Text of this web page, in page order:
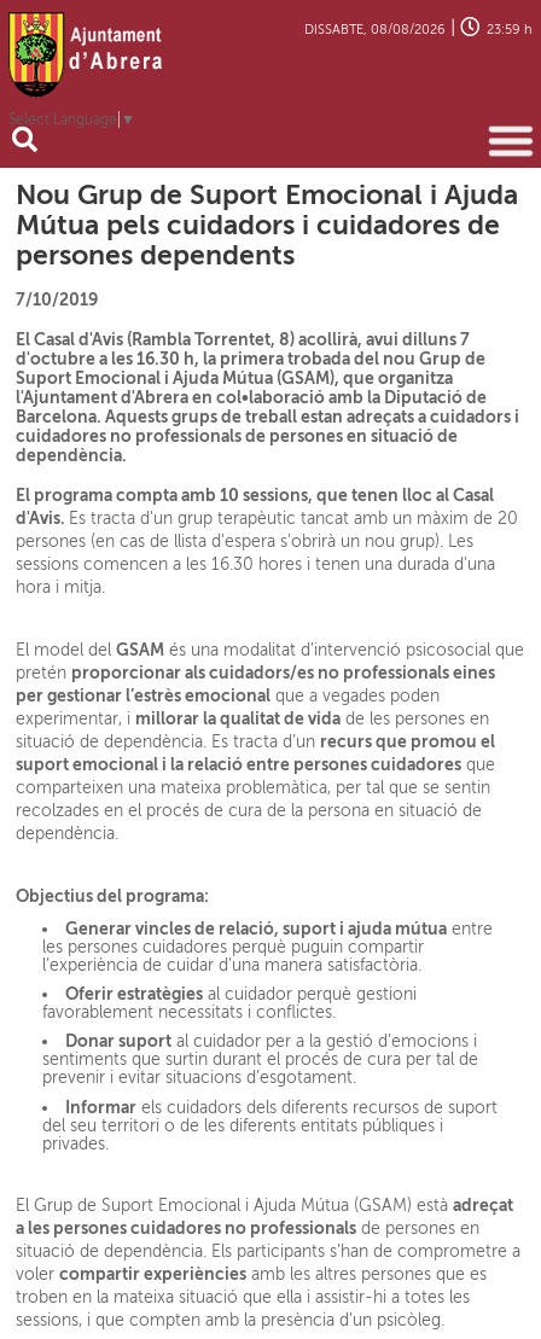
Select Language ▼
DISSABTE, 08/08/2026 23:59 h
Nou Grup de Suport Emocional i Ajuda
Mútua pels cuidadors i cuidadores de
persones dependents
7/10/2019
El Casal d'Avis (Rambla Torrentet, 8) acollirà, avui dilluns 7
d'octubre a les 16.30 h, la primera trobada del nou Grup de
Suport Emocional i Ajuda Mútua (GSAM), que organitza
l'Ajuntament d'Abrera en col•laboració amb la Diputació de
Barcelona. Aquests grups de treball estan adreçats a cuidadors i
cuidadores no professionals de persones en situació de
dependència.
El programa compta amb 10 sessions, que tenen lloc al Casal
d'Avis. Es tracta d'un grup terapèutic tancat amb un màxim de 20
persones (en cas de llista d'espera s'obrirà un nou grup). Les
sessions comencen a les 16.30 hores i tenen una durada d'una
hora i mitja.
El model delGSAM és una modalitat d’intervenció psicosocial que
pretén proporcionar als cuidadors/es no professionals eines
per gestionar l’estrès emocional que a vegades poden
experimentar, i millorar la qualitat de vida de les persones en
situació de dependència. Es tracta d’un recurs que promou el
suport emocional i la relació entre persones cuidadores que
comparteixen una mateixa problemàtica, per tal que se sentin
recolzades en el procés de cura de la persona en situació de
dependència.
Objectius del programa:
Generar vincles de relació, suport i ajuda mútua entre
les persones cuidadores perquè puguin compartir
l’experiència de cuidar d’una manera satisfactòria.
Oferir estratègies al cuidador perquè gestioni
favorablement necessitats i conflictes.
Donar suport al cuidador per a la gestió d’emocions i
sentiments que surtin durant el procés de cura per tal de
prevenir i evitar situacions d’esgotament.
Informar els cuidadors dels diferents recursos de suport
del seu territori o de les diferents entitats públiques i
privades.
El Grup de Suport Emocional i Ajuda Mútua (GSAM) estàadreçat
a les persones cuidadores no professionals de persones en
situació de dependència. Els participants s'han de comprometre a
volercompartir experiències amb les altres persones que es
troben en la mateixa situació que ella i assistir-hi a totes les
sessions, i que compten amb la presència d’un psicòleg.